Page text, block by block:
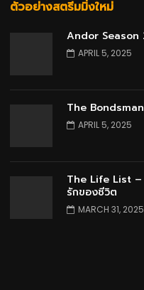
ตัวอย่างสตรีมมิ่งใหม่
Andor Season
APRIL 5, 2025
The
APRIL 5, 2025
The Life List –
รักของชีวิต
MARCH 31, 2025